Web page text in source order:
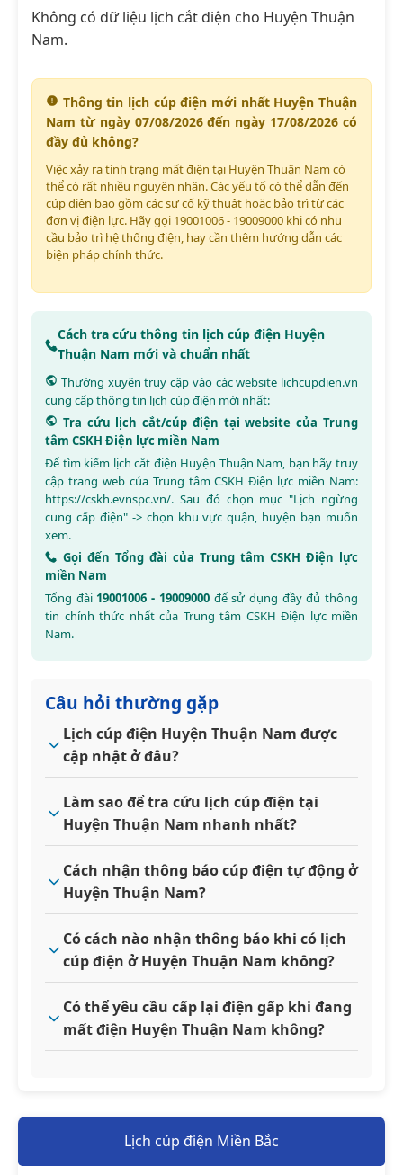
Không có dữ liệu lịch cắt điện cho Huyện Thuận
Nam.
Thông tin lịch cúp điện mới nhất Huyện Thuận
Nam từ ngày 07/08/2026 đến ngày 17/08/2026 có
đầy đủ không?
Việc xảy ra tình trạng mất điện tại Huyện Thuận Nam có
thể có rất nhiều nguyên nhân. Các yếu tố có thể dẫn đến
cúp điện bao gồm các sự cố kỹ thuật hoặc bảo trì từ các
đơn vị điện lực. Hãy gọi 19001006 - 19009000 khi có nhu
cầu bảo trì hệ thống điện, hay cần thêm hướng dẫn các
biện pháp chính thức.
Cách tra cứu thông tin lịch cúp điện Huyện
Thuận Nam mới và chuẩn nhất
Thường xuyên truy cập vào các website lichcupdien.vn
cung cấp thông tin lịch cúp điện mới nhất:
Tra cứu lịch cắt/cúp điện tại website của Trung
tâm CSKH Điện lực miền Nam
Để tìm kiếm lịch cắt điện Huyện Thuận Nam, bạn hãy truy
cập trang web của Trung tâm CSKH Điện lực miền Nam:
https://cskh.evnspc.vn/. Sau đó chọn mục "Lịch ngừng
cung cấp điện" -> chọn khu vực quận, huyện bạn muốn
xem.
Gọi đến Tổng đài của Trung tâm CSKH Điện lực
miền Nam
Tổng đài 19001006 - 19009000để sử dụng đầy đủ thông
tin chính thức nhất của Trung tâm CSKH Điện lực miền
Nam.
Câu hỏi thường gặp
Lịch cúp điện Huyện Thuận Nam được
cập nhật ở đâu?
Làm sao để tra cứu lịch cúp điện tại
Huyện Thuận Nam nhanh nhất?
Cách nhận thông báo cúp điện tự động ở
Huyện Thuận Nam?
Có cách nào nhận thông báo khi có lịch
cúp điện ở Huyện Thuận Nam không?
Có thể yêu cầu cấp lại điện gấp khi đang
mất điện Huyện Thuận Nam không?
Lịch cúp điện Miền Bắc